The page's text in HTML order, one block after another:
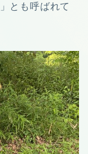
とも呼ばれて